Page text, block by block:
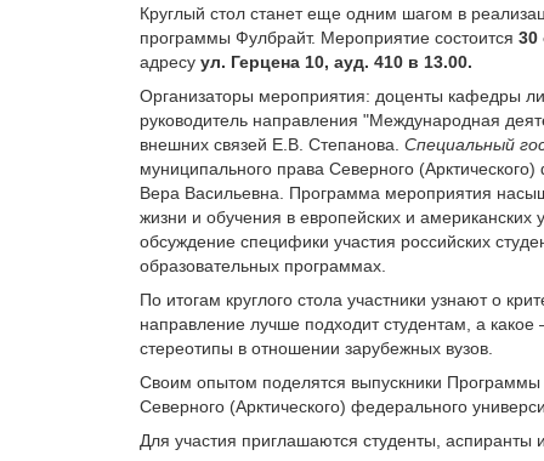
Круглый стол станет еще одним шагом в
программы Фулбрайт. Мероприятие состоится 30
адресу ул. Герцена 10, ауд. 410 в 13.00.
Организаторы мероприятия: доценты кафедры
руководитель направления "Международная
внешних связей Е.В. Степанова. Специальный
муниципального права Северного
Вера Васильевна. Программа мероприятия
жизни и обучения в европейских и
обсуждение специфики участия российских
образовательных программах.
По итогам круглого стола участники узнают о
направление лучше подходит студентам, а
стереотипы в отношении зарубежных вузов.
Своим опытом поделятся выпускники Программы
Северного (Арктического) федерального
Для участия приглашаются студенты,